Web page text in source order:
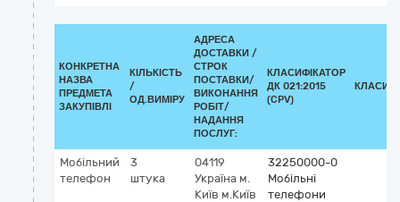
КОНКРЕТНА
НАЗВА
ПРЕДМЕТА
ЗАКУПІВЛІ
КІЛЬКІСТЬ
/
ОД.ВИМІРУ
АДРЕСА
ДОСТАВКИ /
СТРОК
ПОСТАВКИ/
ВИКОНАННЯ
РОБІТ/
НАДАННЯ
ПОСЛУГ:
КЛАСИФІКАТОР
ДК 021:2015
(CPV)
Мобільний
телефон
3
штука
04119
Україна м.
Київ м.Київ
32250000-0
Мобільні
телефони